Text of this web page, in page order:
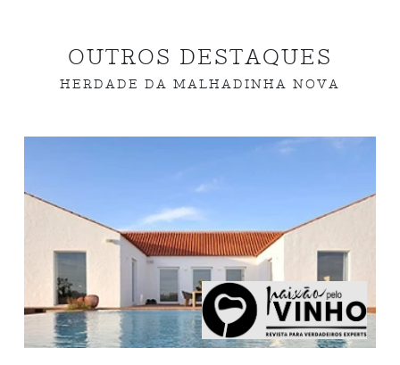
OUTROS DESTAQUES
HERDADE DA MALHADINHA NOVA